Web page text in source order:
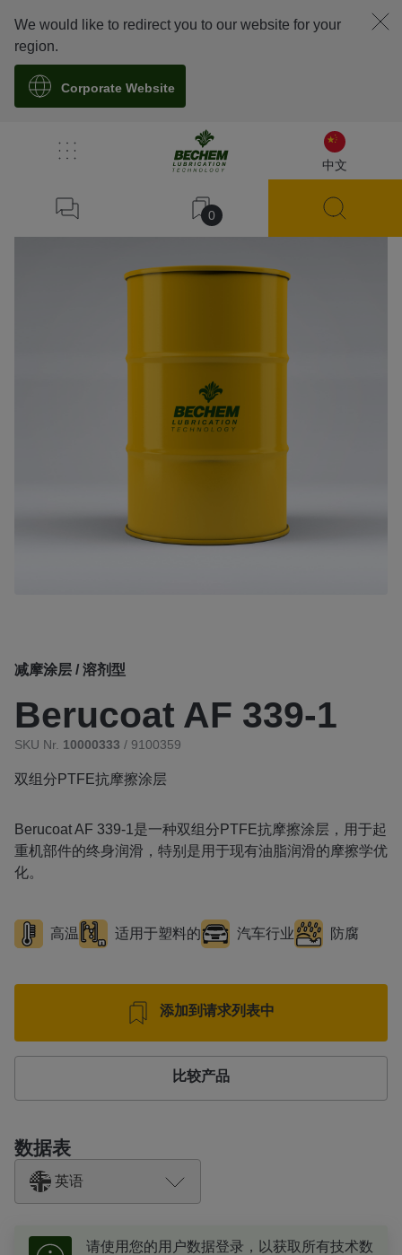
中文
0
We would like to redirect you to our website for your
region.
Corporate Website
溯源
减摩涂层 / 溶剂型
Berucoat AF 339-1
SKU Nr. 10000333 / 9100359
双组分PTFE抗摩擦涂层
Berucoat AF 339-1是一种双组分PTFE抗摩擦涂层，用于起
重机部件的终身润滑，特别是用于现有油脂润滑的摩擦学优
化。
高温 适用于塑料的 汽车行业 防腐
添加到请求列表中
比较产品
数据表
英语
请使用您的用户数据登录，以获取所有技术数